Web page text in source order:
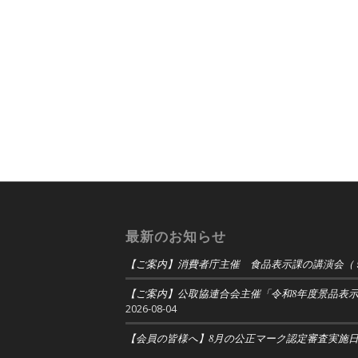
最新のお知らせ
【ご案内】消費者庁主催 食品表示課の講演会（
【ご案内】公取協連合会主催「令和8年度景品表
2026-08-04
【会員の皆様へ】8月の公正マーク認定審査実施